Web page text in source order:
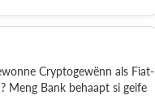
Cryptogewënn als Fiat-
Meng Bank behaapt si geife